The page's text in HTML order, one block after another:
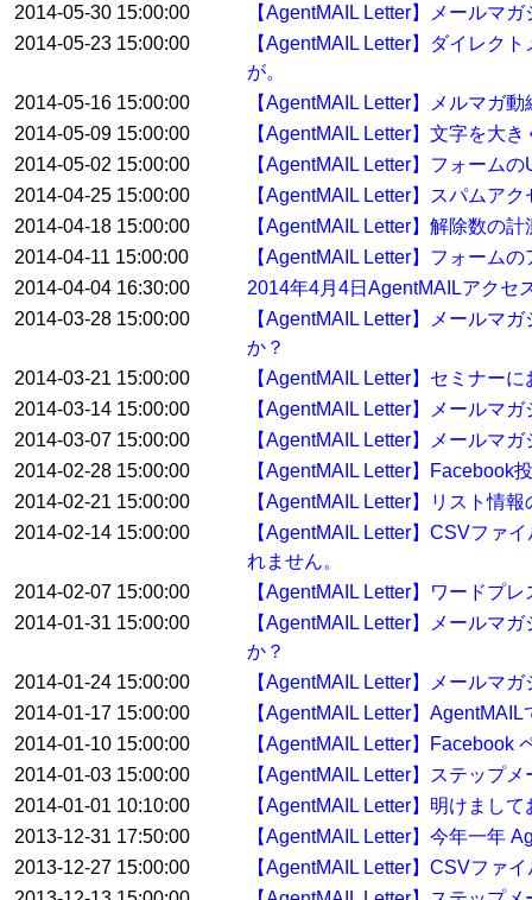
2014-05-30 15:00:00
【AgentMAIL Letter】メールマ
2014-05-23 15:00:00
【AgentMAIL Letter】ダイレク
が。
2014-05-16 15:00:00
【AgentMAIL Letter】メルマガ
2014-05-09 15:00:00
【AgentMAIL Letter】文字を大
2014-05-02 15:00:00
【AgentMAIL Letter】フォーム
2014-04-25 15:00:00
【AgentMAIL Letter】スパムア
2014-04-18 15:00:00
【AgentMAIL Letter】解除数の
2014-04-11 15:00:00
【AgentMAIL Letter】フォーム
2014-04-04 16:30:00
2014年4月4日AgentMAILアクセ
2014-03-28 15:00:00
【AgentMAIL Letter】メールマ
か？
2014-03-21 15:00:00
【AgentMAIL Letter】セミナー
2014-03-14 15:00:00
【AgentMAIL Letter】メールマ
2014-03-07 15:00:00
【AgentMAIL Letter】メールマ
2014-02-28 15:00:00
【AgentMAIL Letter】Facebook
2014-02-21 15:00:00
【AgentMAIL Letter】リスト情
2014-02-14 15:00:00
【AgentMAIL Letter】CSVファ
れません。
2014-02-07 15:00:00
【AgentMAIL Letter】ワードプ
2014-01-31 15:00:00
【AgentMAIL Letter】メールマ
か？
2014-01-24 15:00:00
【AgentMAIL Letter】メールマ
2014-01-17 15:00:00
【AgentMAIL Letter】
2014-01-10 15:00:00
【AgentMAIL Letter】Facebook
2014-01-03 15:00:00
【AgentMAIL Letter】ステップ
2014-01-01 10:10:00
【AgentMAIL Letter】明けまし
2013-12-31 17:50:00
【AgentMAIL Letter】今年一年
2013-12-27 15:00:00
【AgentMAIL Letter】CSVファ